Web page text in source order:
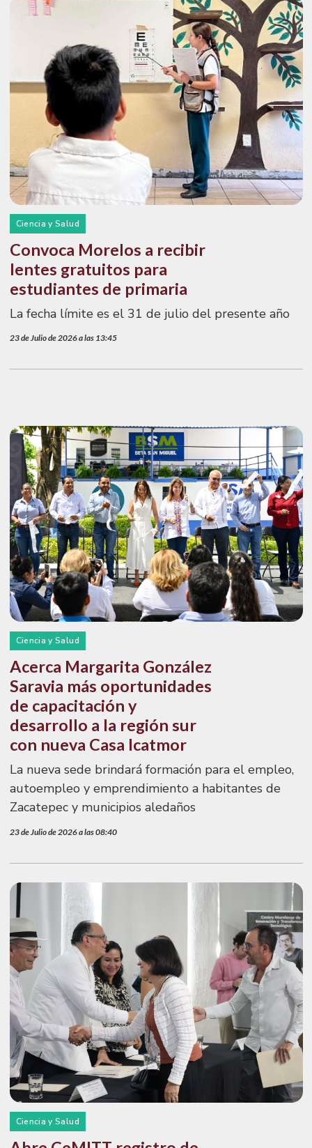
Ciencia y Salud
Convoca Morelos a recibir
lentes gratuitos para
estudiantes de primaria
La fecha límite es el 31 de julio del presente año
23 de Julio de 2026 a las 13:45
Ciencia y Salud
Acerca Margarita González
Saravia más oportunidades
de capacitación y
desarrollo a la región sur
con nueva Casa Icatmor
La nueva sede brindará formación para el empleo,
autoempleo y emprendimiento a habitantes de
Zacatepec y municipios aledaños
23 de Julio de 2026 a las 08:40
Ciencia y Salud